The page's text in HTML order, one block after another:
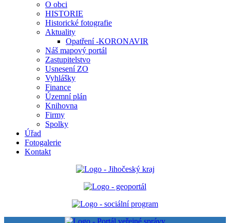
O obci
HISTORIE
Historické fotografie
Aktuality
Opatření -KORONAVIR
Náš mapový portál
Zastupitelstvo
Usnesení ZO
Vyhlášky
Finance
Územní plán
Knihovna
Firmy
Spolky
Úřad
Fotogalerie
Kontakt